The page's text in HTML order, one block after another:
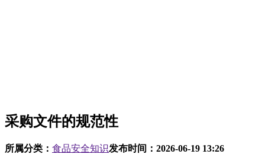
采购文件的规范性
所属分类： 食品安全知识发布时间： 2026-06-19 13:26